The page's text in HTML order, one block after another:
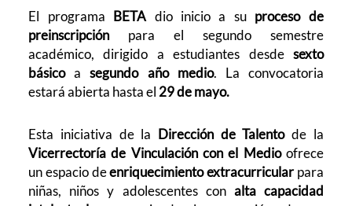
El programa BETA dio inicio a su proceso de
preinscripciónpara el segundo semestre
académico, dirigido a estudiantes desdesexto
básicoasegundo año medio. La convocatoria
estará abierta hasta el 29 de mayo.
Esta iniciativa de la Dirección de Talentode la
Vicerrectoría de Vinculación con el Medioofrece
un espacio deenriquecimiento extracurricular para
niñas, niños y adolescentes con alta capacidad